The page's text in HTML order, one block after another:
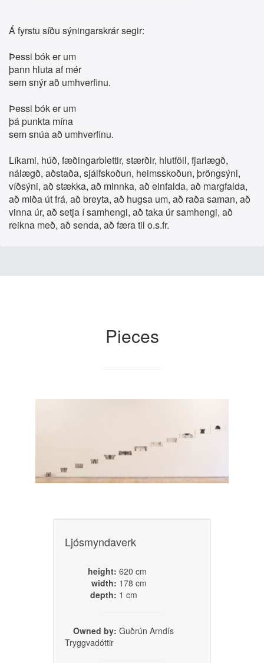
Á fyrstu síðu sýningarskrár segir:
Þessi bók er um
þann hluta af mér
sem snýr að umhverfinu.
Þessi bók er um
þá punkta mína
sem snúa að umhverfinu.
Líkami, húð, fæðingarblettir, stærðir, hlutföll, fjarlægð,
nálægð, aðstaða, sjálfskoðun, heimsskoðun, þröngsýni,
víðsýni, að stækka, að minnka, að einfalda, að margfalda,
að miða út frá, að breyta, að hugsa um, að raða saman, að
vinna úr, að setja í samhengi, að taka úr samhengi, að
reikna með, að senda, að færa til o.s.fr.
Pieces
Ljósmyndaverk
height: 620 cm
width: 178 cm
depth: 1 cm
Owned by: Guðrún Arndís
Tryggvadóttir
Ljósmyndaverk
width: